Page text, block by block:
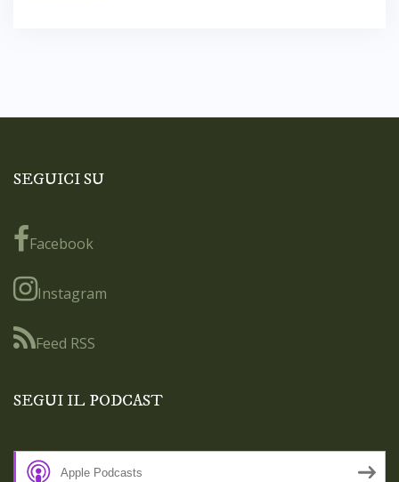
SEGUICI SU
Facebook
Instagram
Feed RSS
SEGUI IL PODCAST
Apple Podcasts